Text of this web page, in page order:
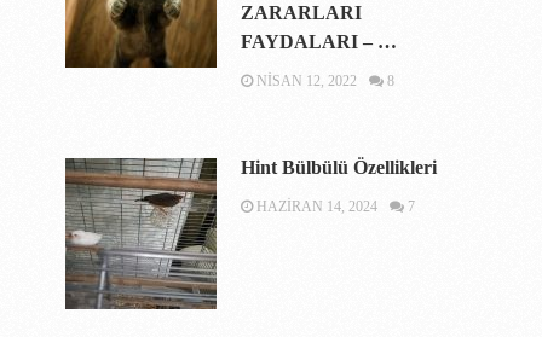
ZARARLARI
FAYDALARI – …
NISAN 12, 2022 8
Hint Bülbülü Özellikleri
HAZIRAN 14, 2024 7